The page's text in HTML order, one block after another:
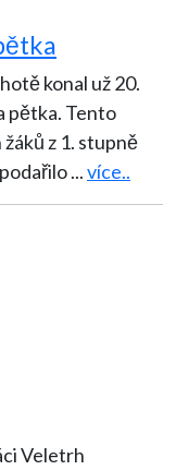
konal už 20.
Tento
z 1. stupně
...více..
Veletrh